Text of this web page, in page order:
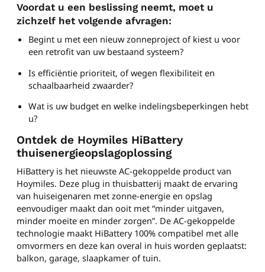
Voordat u een beslissing neemt, moet u
zichzelf het volgende afvragen:
Begint u met een nieuw zonneproject of kiest u voor
een retrofit van uw bestaand systeem?
Is efficiëntie prioriteit, of wegen flexibiliteit en
schaalbaarheid zwaarder?
Wat is uw budget en welke indelingsbeperkingen hebt
u?
Ontdek de Hoymiles HiBattery
thuisenergieopslagoplossing
HiBattery is het nieuwste AC-gekoppelde product van
Hoymiles. Deze plug in thuisbatterij maakt de ervaring
van huiseigenaren met zonne-energie en opslag
eenvoudiger maakt dan ooit met “minder uitgaven,
minder moeite en minder zorgen”. De AC-gekoppelde
technologie maakt HiBattery 100% compatibel met alle
omvormers en deze kan overal in huis worden geplaatst:
balkon, garage, slaapkamer of tuin.